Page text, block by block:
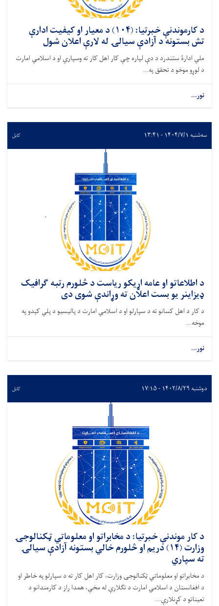
د کارموندنې خبرتیا: (۱۰۴) د معیار او کیفیت ادارې
تش بستونه د آزادې سیالۍ له لارې اعلان شول
ملي ادارۀ ستندرد د دې لپاره چې کار اهل کار ته وسپاري او د اسلامي امارت
د لوړو موخو د تحقق په...
نور...
سه‌شنبه ۱۴۰۴/۷/۱ - ۱۳:۴۱ کابل
د اطلاعاتو او عامه اړیکو ریاست د څلورم رتبه ګرافیک
ډیزاینر یو بست اعلان ته وړاندې شوی دی
د کار د اهل کسانو ته د سپارلو او د اسلامي امارت د پالیسیو د پلي کېدو په
موخه...
نور...
دوشنبه ۱۴۰۲/۸/۲۹ - ۱۷:۱۵ کابل
د کار موندنې خبرتیا: د مخابراتو او معلوماتي ټکنالوجۍ
وزارت (۱۴) دریم او څلورم خالي بستونه آزادې سیالۍ
ته سپاري
د مخابراتو او معلوماتي ټکنالوجۍ وزارت، کار اهل کار ته د سپارلو په خاطر او
د افغانستان د اسلامي امارت د تګلارې له مخې، همدا راز د کارمندانو د
تعیناتو د کړنلارې...